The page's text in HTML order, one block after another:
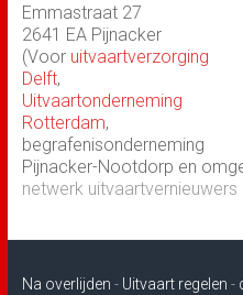
Emmastraat 27
2641 EA Pijnacker
(Voor uitvaartverzorging
Delft,
Uitvaartonderneming
Rotterdam,
begrafenisonderneming
Pijnacker-Nootdorp en
netwerk uitvaartvernieuwers
Na overlijden - Uitvaart regelen -